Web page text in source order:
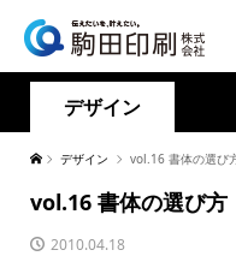
デザイン
デザイン vol.16 書体の選び
vol.16 書体の選び方
2010.04.18